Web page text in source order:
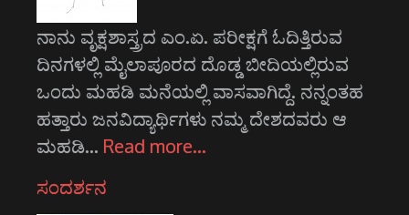
ನಾನು ವೃಕ್ಷಶಾಸ್ತ್ರದ ಎಂ.ಏ. ಪರೀಕ್ಷಗೆ ಓದಿತ್ತಿರುವ
ದಿನಗಳಲ್ಲಿ ಮೈಲಾಪೂರದ ದೊಡ್ಡ ಬೀದಿಯಲ್ಲಿರುವ
ಒಂದು ಮಹಡಿ ಮನೆಯಲ್ಲಿ ವಾಸವಾಗಿದ್ದೆ. ನನ್ನಂತಹ
ಹತ್ತಾರು ಜನವಿದ್ಯಾರ್ಥಿಗಳು ನಮ್ಮ ದೇಶದವರು ಆ
ಮಹಡಿ… Read more…
ಸಂದರ್ಶನ